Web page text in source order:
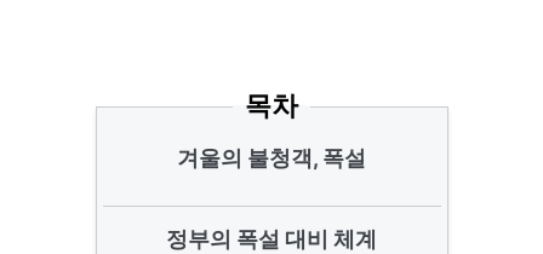
목차
겨울의 불청객, 폭설
정부의 폭설 대비 체계